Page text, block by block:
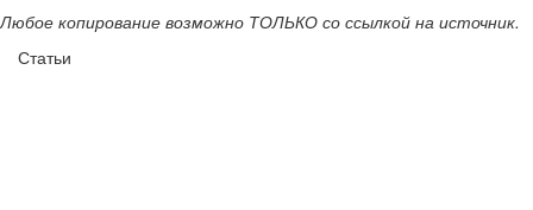
Любое копирование возможно ТОЛЬКО со ссылкой на источник.
Статьи